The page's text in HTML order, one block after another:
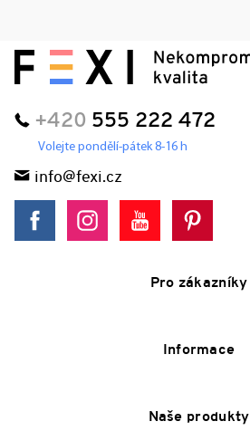
+420 555 222 472
Volejte pondělí-pátek 8-16 h
info@fexi.cz
Pro zákazníky
Informace
Naše produkty